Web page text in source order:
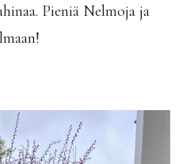
Pieniä Nelmoja ja